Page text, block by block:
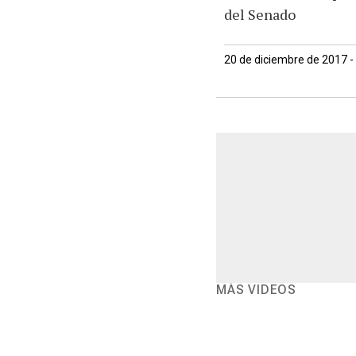
del Senado
20 de diciembre de 2017 -
MÁS VIDEOS